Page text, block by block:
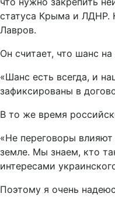
статуса Крыма и ЛДНР.
Лавров.
Он считает, что шанс
«Шанс есть всегда, и
зафиксированы в
В то же время
«Не переговоры
земле. Мы знаем, кто
интересами
Поэтому я очень